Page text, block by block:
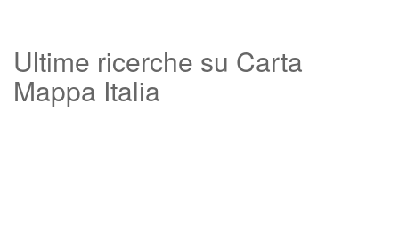
Ultime ricerche su Carta
Mappa Italia